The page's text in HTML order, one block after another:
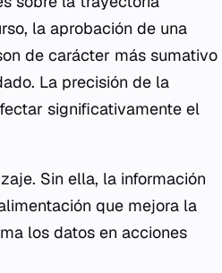
la aprobación de una
de carácter más sumativo
La precisión de la
significativamente el
Sin ella, la información
que mejora la
los datos en acciones